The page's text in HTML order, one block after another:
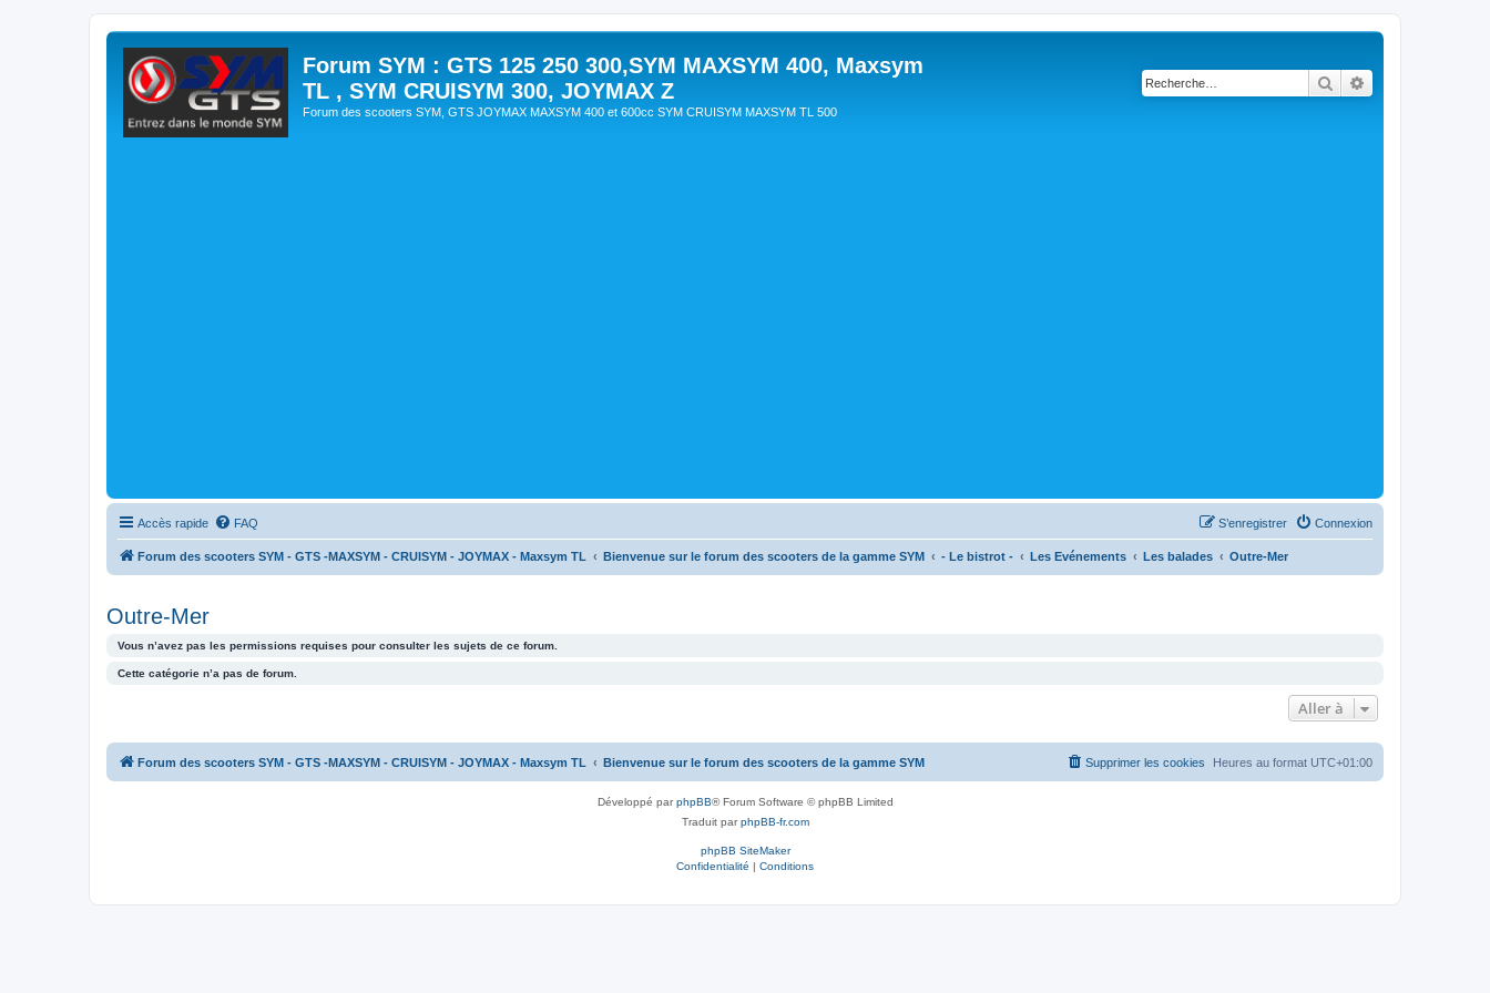
Forum SYM : GTS 125 250 300,SYM MAXSYM 400, Maxsym
TL , SYM CRUISYM 300, JOYMAX Z
Forum des scooters SYM, GTS JOYMAX MAXSYM 400 et 600cc SYM CRUISYM MAXSYM TL 500
Rechercher
Accès rapide FAQ Connexion
S’enregistrer
Forum des scooters SYM - GTS -MAXSYM - CRUISYM - JOYMAX - Maxsym TL Bienvenue sur le forum des scooters de la gamme SYM - Le bistrot - Les Evénements Les balades Outre-Mer
Outre-Mer
Vous n’avez pas les permissions requises pour consulter les sujets de ce forum.
Cette catégorie n’a pas de forum.
Aller à
Forum des scooters SYM - GTS -MAXSYM - CRUISYM - JOYMAX - Maxsym TL Bienvenue sur le forum des scooters de la gamme SYM Heures au format UTC+01:00
Supprimer les cookies
Développé parphpBB® Forum Software © phpBB Limited
Traduit parphpBB-fr.com
phpBB SiteMaker
Confidentialité | Conditions